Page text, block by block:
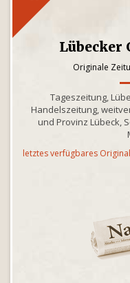
Lübecker
Originale
Tageszeitung,
Handelszeitung,
und Provinz Lübeck,
letztes verfügbares